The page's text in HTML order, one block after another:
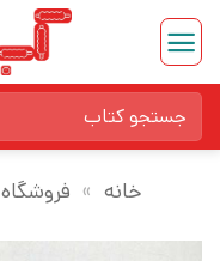
Skip
content
برای:
خانه » فروشگاه